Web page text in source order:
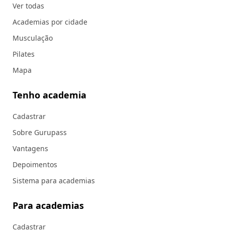
Ver todas
Academias por cidade
Musculação
Pilates
Mapa
Tenho academia
Cadastrar
Sobre Gurupass
Vantagens
Depoimentos
Sistema para academias
Para academias
Cadastrar